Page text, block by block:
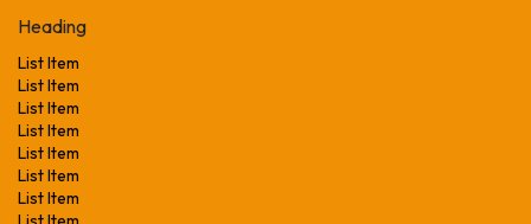
Heading
List Item
List Item
List Item
List Item
List Item
List Item
List Item